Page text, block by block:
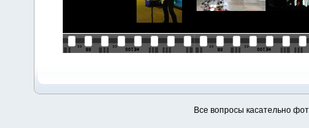
Все вопросы касательно